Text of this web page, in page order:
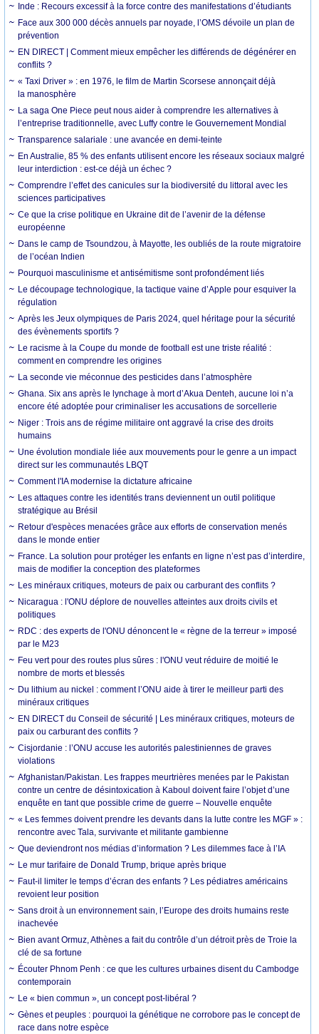
Inde : Recours excessif à la force contre des manifestations d’étudiants
Face aux 300 000 décès annuels par noyade, l’OMS dévoile un plan de
prévention
EN DIRECT | Comment mieux empêcher les différends de dégénérer en
conflits ?
« Taxi Driver » : en 1976, le film de Martin Scorsese annonçait déjà
la manosphère
La saga One Piece peut nous aider à comprendre les alternatives à
l’entreprise traditionnelle, avec Luffy contre le Gouvernement Mondial
Transparence salariale : une avancée en demi-teinte
En Australie, 85 % des enfants utilisent encore les réseaux sociaux malgré
leur interdiction : est-ce déjà un échec ?
Comprendre l’effet des canicules sur la biodiversité du littoral avec les
sciences participatives
Ce que la crise politique en Ukraine dit de l’avenir de la défense
européenne
Dans le camp de Tsoundzou, à Mayotte, les oubliés de la route migratoire
de l’océan Indien
Pourquoi masculinisme et antisémitisme sont profondément liés
Le découpage technologique, la tactique vaine d’Apple pour esquiver la
régulation
Après les Jeux olympiques de Paris 2024, quel héritage pour la sécurité
des évènements sportifs ?
Le racisme à la Coupe du monde de football est une triste réalité :
comment en comprendre les origines
La seconde vie méconnue des pesticides dans l’atmosphère
Ghana. Six ans après le lynchage à mort d’Akua Denteh, aucune loi n’a
encore été adoptée pour criminaliser les accusations de sorcellerie
Niger : Trois ans de régime militaire ont aggravé la crise des droits
humains
Une évolution mondiale liée aux mouvements pour le genre a un impact
direct sur les communautés LBQT
Comment l'IA modernise la dictature africaine
Les attaques contre les identités trans deviennent un outil politique
stratégique au Brésil
Retour d'espèces menacées grâce aux efforts de conservation menés
dans le monde entier
France. La solution pour protéger les enfants en ligne n’est pas d’interdire,
mais de modifier la conception des plateformes
Les minéraux critiques, moteurs de paix ou carburant des conflits ?
Nicaragua : l'ONU déplore de nouvelles atteintes aux droits civils et
politiques
RDC : des experts de l'ONU dénoncent le « règne de la terreur » imposé
par le M23
Feu vert pour des routes plus sûres : l'ONU veut réduire de moitié le
nombre de morts et blessés
Du lithium au nickel : comment l’ONU aide à tirer le meilleur parti des
minéraux critiques
EN DIRECT du Conseil de sécurité | Les minéraux critiques, moteurs de
paix ou carburant des conflits ?
Cisjordanie : l’ONU accuse les autorités palestiniennes de graves
violations
Afghanistan/Pakistan. Les frappes meurtrières menées par le Pakistan
contre un centre de désintoxication à Kaboul doivent faire l’objet d’une
enquête en tant que possible crime de guerre – Nouvelle enquête
« Les femmes doivent prendre les devants dans la lutte contre les MGF » :
rencontre avec Tala, survivante et militante gambienne
Que deviendront nos médias d’information ? Les dilemmes face à l’IA
Le mur tarifaire de Donald Trump, brique après brique
Faut-il limiter le temps d’écran des enfants ? Les pédiatres américains
revoient leur position
Sans droit à un environnement sain, l’Europe des droits humains reste
inachevée
Bien avant Ormuz, Athènes a fait du contrôle d’un détroit près de Troie la
clé de sa fortune
Écouter Phnom Penh : ce que les cultures urbaines disent du Cambodge
contemporain
Le « bien commun », un concept post-libéral ?
Gènes et peuples : pourquoi la génétique ne corrobore pas le concept de
race dans notre espèce